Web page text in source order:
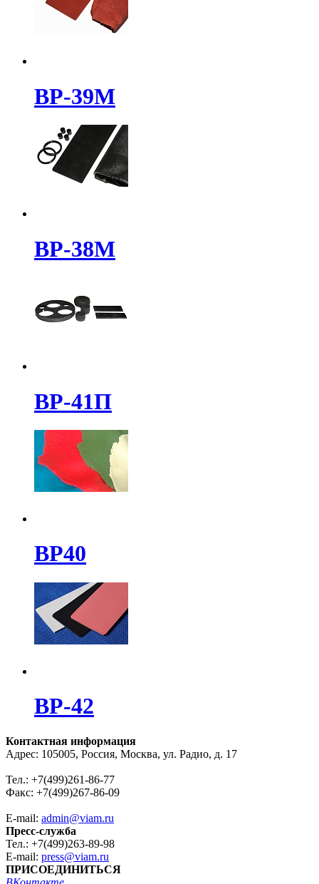
ВР-39М
ВР-38М
ВР-41П
ВР40
ВР-42
Контактная информация
Адрес: 105005, Россия, Москва, ул. Радио, д. 17
Тел.: +7(499)261-86-77
Факс: +7(499)267-86-09
E-mail: admin@viam.ru
Пресс-служба
Тел.: +7(499)263-89-98
E-mail: press@viam.ru
ПРИСОЕДИНИТЬСЯ